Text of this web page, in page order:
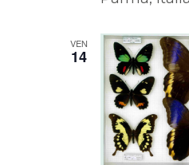
VEN
14